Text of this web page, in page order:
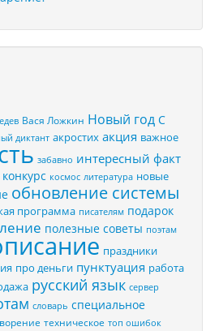
Вася Ложкин Новый год С
диктант акростих акция важное
забавно интересный факт
конкурс космос литература новые
обновление системы
программа писателям подарок
полезные советы поэтам
праздники
про деньги пунктуация работа
русский язык сервер
словарь специальное
техническое топ ошибок